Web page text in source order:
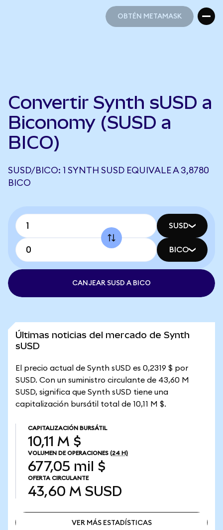
OBTÉN METAMASK
Convertir Synth sUSD a
Biconomy (SUSD a
BICO)
SUSD/BICO: 1 SYNTH SUSD EQUIVALE A 3,8780
BICO
SUSD
BICO
CANJEAR SUSD A BICO
Últimas noticias del mercado de Synth
sUSD
El precio actual de Synth sUSD es 0,2319 $ por
SUSD. Con un suministro circulante de 43,60 M
SUSD, significa que Synth sUSD tiene una
capitalización bursátil total de 10,11 M $.
CAPITALIZACIÓN BURSÁTIL
10,11 M $
VOLUMEN DE OPERACIONES (24 H)
677,05 mil $
OFERTA CIRCULANTE
43,60 M SUSD
VER MÁS ESTADÍSTICAS